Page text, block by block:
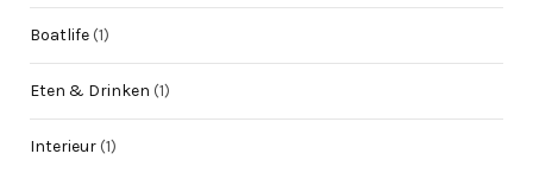
Boatlife (1)
Eten & Drinken (1)
Interieur (1)